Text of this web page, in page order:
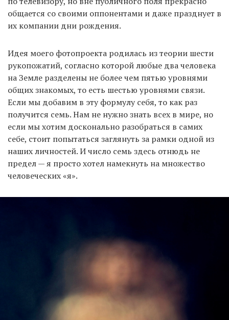
общается со своими оппонентами и даже празднует в
их компании дни рождения.
Идея моего фотопроекта родилась из теории шести
рукопожатий, согласно которой любые два человека
на Земле разделены не более чем пятью уровнями
общих знакомых, то есть шестью уровнями связи.
Если мы добавим в эту формулу себя, то как раз
получится семь. Нам не нужно знать всех в мире, но
если мы хотим досконально разобраться в самих
себе, стоит попытаться заглянуть за рамки одной из
наших личностей. И число семь здесь отнюдь не
предел — я просто хотел намекнуть на множество
человеческих «я».